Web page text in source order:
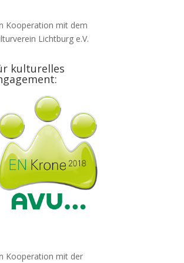
Kooperation mit dem
Lichtburg e.V.
kulturelles
Kooperation mit der